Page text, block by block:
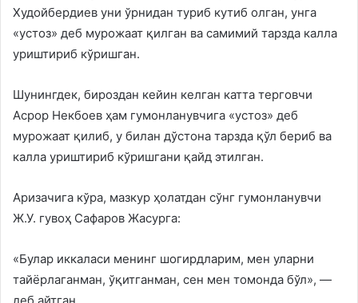
Худойбердиев уни ўрнидан туриб кутиб олган, унга
«устоз» деб мурожаат қилган ва самимий тарзда калла
уриштириб кўришган.
Шунингдек, бироздан кейин келган катта терговчи
Асрор Некбоев ҳам гумонланувчига «устоз» деб
мурожаат қилиб, у билан дўстона тарзда қўл бериб ва
калла уриштириб кўришгани қайд этилган.
Аризачига кўра, мазкур ҳолатдан сўнг гумонланувчи
Ж.У. гувоҳ Сафаров Жасурга:
«Булар иккаласи менинг шогирдларим, мен уларни
тайёрлаганман, ўқитганман, сен мен томонда бўл», —